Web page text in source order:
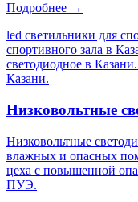
Подробнее →
led светильники для
спортивного зала в
светодиодное в
Казани.
Низковольтные
Низковольтные
влажных и опасных
цеха с повышенной
ПУЭ.